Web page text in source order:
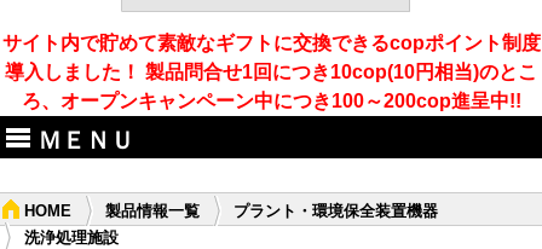
サイト内で貯めて素敵なギフトに交換できるcopポイント制度
導入しました！ 製品問合せ1回につき10cop(10円相当)のとこ
ろ、オープンキャンペーン中につき100～200cop進呈中!!
ＭＥＮＵ
HOME 製品情報一覧
プラント・環境保全装置機器
洗浄処理施設